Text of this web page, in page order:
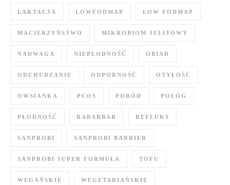
LAKTACJA LOWFODMAP LOW FODMAP
MACIERZYŃSTWO MIKROBIOM JELITOWY
NADWAGA NIEPŁODNOŚĆ OBIAD
ODCHUDZANIE ODPORNOŚĆ OTYŁOŚĆ
OWSIANKA PCOS PORÓD POŁÓG
PŁODNOŚĆ RABARBAR REFLUKS
SANPROBI SANPROBI BARRIER
SANPROBI SUPER FORMUŁA TOFU
WEGAŃSKIE WEGETARIAŃSKIE